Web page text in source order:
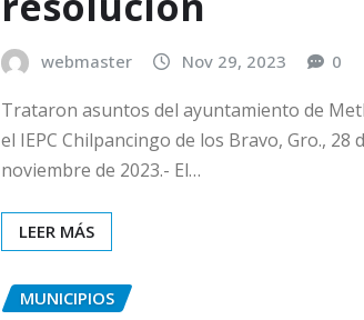
webmaster Nov 29, 2023 0
Trataron asuntos del ayuntamiento de
el IEPC Chilpancingo de los Bravo, Gro., 28
noviembre de 2023.- El…
LEER MÁS
MUNICIPIOS